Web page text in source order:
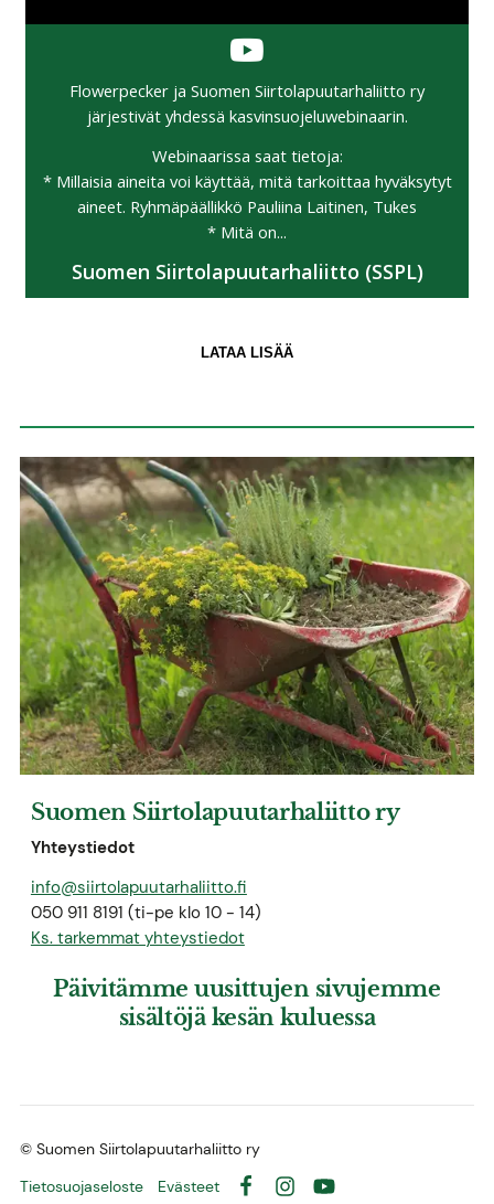
Flowerpecker ja Suomen Siirtolapuutarhaliitto ry
järjestivät yhdessä kasvinsuojeluwebinaarin.
Webinaarissa saat tietoja:
* Millaisia aineita voi käyttää, mitä tarkoittaa hyväksytyt
aineet. Ryhmäpäällikkö Pauliina Laitinen, Tukes
* Mitä on...
Suomen Siirtolapuutarhaliitto (SSPL)
LATAA LISÄÄ
Suomen Siirtolapuutarhaliitto ry
Yhteystiedot
info@siirtolapuutarhaliitto.fi
050 911 8191 (ti-pe klo 10 - 14)
Ks. tarkemmat yhteystiedot
Päivitämme uusittujen sivujemme
sisältöjä kesän kuluessa
© Suomen Siirtolapuutarhaliitto ry
Tietosuojaseloste
Evästeet